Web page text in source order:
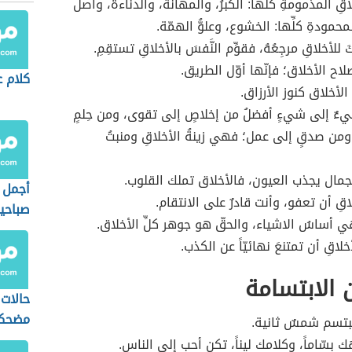
كلِّها: الخشوع، وعلوُّ الهمّة.
للأخلاقِ مرجِعُهُ، فقوِّم النَّفسَ بالأخلاقِ تستقِمِ.
الأخلاق؛ فإنّها أوّل الطريق.
كنوز الأرزاق.
إلى شيءٍ أفضلُ من إخلاصٍ إلى تقوى، ومن حِلمٍ
صدقٍ إلى عمل؛ فهي زينةُ الأخلاقِ ومنبتُ
يجذب العيون، فالأخلاق تملك القلوب.
أن تعفو، وأنت قادرٌ على الانتقام.
أساسُ الاشياء، والحقّ هو جوهر كلِّ الأخلاق.
أن تمتنعَ نهائيّاً عن الكذب.
شمسٌ ثانية.
بسّاماً، وكلامك ليناً، تكن أحب إلى الناس.
كلام